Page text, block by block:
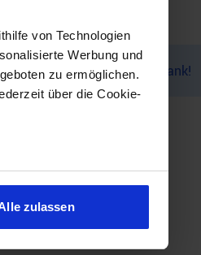
von Technologien
Werbung und
zu ermöglichen.
über die Cookie-
können
im
zulassen
Discordmelden. Vielen Dank!